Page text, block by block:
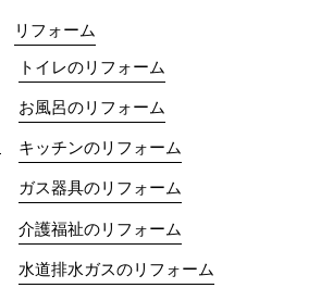
リフォーム
トイレのリフォーム
お風呂のリフォーム
キッチンのリフォーム
ガス器具のリフォーム
介護福祉のリフォーム
水道排水ガスのリフォーム